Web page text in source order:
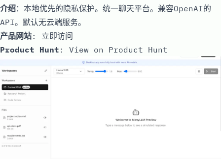
介绍：本地优先的隐私保护。统一聊天平台。兼容OpenAI的
API。默认无云端服务。
产品网站: 立即访问
Product Hunt : View on Product Hunt